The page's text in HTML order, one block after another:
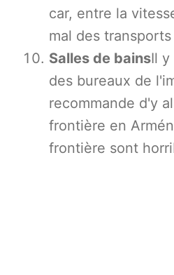
car, entre la
mal des
Salles de bainsIl y
des bureaux de
recommande d'y
frontière en
frontière sont